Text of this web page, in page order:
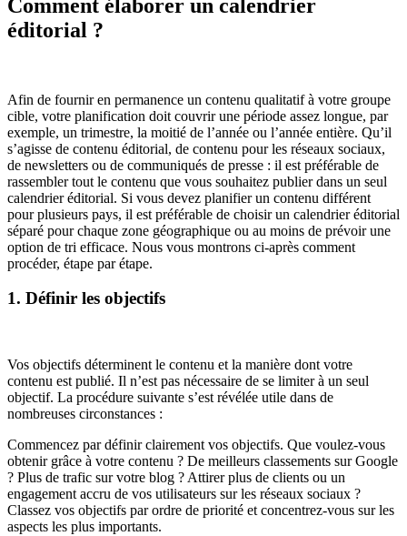
Comment élaborer un calendrier
éditorial ?
Afin de fournir en permanence un contenu qualitatif à votre groupe
cible, votre planification doit couvrir une période assez longue, par
exemple, un trimestre, la moitié de l’année ou l’année entière. Qu’il
s’agisse de contenu éditorial, de contenu pour les réseaux sociaux,
de newsletters ou de communiqués de presse : il est préférable de
rassembler tout le contenu que vous souhaitez publier dans un seul
calendrier éditorial. Si vous devez planifier un contenu différent
pour plusieurs pays, il est préférable de choisir un calendrier éditorial
séparé pour chaque zone géographique ou au moins de prévoir une
option de tri efficace. Nous vous montrons ci-après comment
procéder, étape par étape.
1. Définir les objectifs
Vos objectifs déterminent le contenu et la manière dont votre
contenu est publié. Il n’est pas nécessaire de se limiter à un seul
objectif. La procédure suivante s’est révélée utile dans de
nombreuses circonstances :
Commencez par définir clairement vos objectifs. Que voulez-vous
obtenir grâce à votre contenu ? De meilleurs classements sur Google
? Plus de trafic sur votre blog ? Attirer plus de clients ou un
engagement accru de vos utilisateurs sur les réseaux sociaux ?
Classez vos objectifs par ordre de priorité et concentrez-vous sur les
aspects les plus importants.